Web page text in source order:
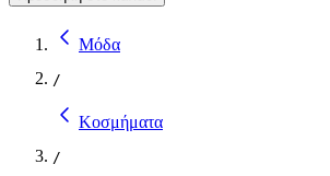
Μόδα
/
Κοσμήματα
/